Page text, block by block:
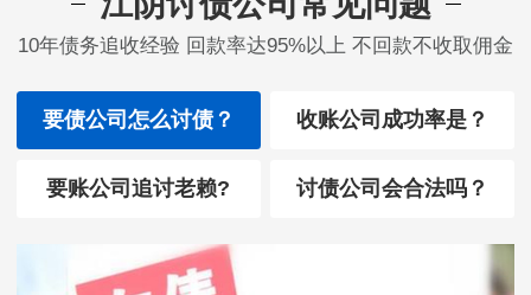
10年债务追收经验 回款率达95%以上 不回款不收取佣金
要债公司怎么讨债？ 收账公司成功率是？
要账公司追讨老赖? 讨债公司会合法吗？